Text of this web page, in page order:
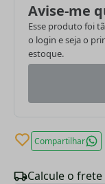
Avise-me
Esse produto foi
o login e seja o
estoque.
Compartilhar
Calcule o